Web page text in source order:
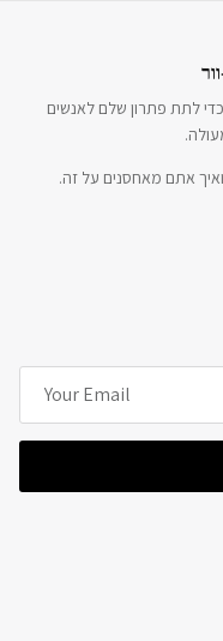
כדי לתת פתרון שלם לאנשים